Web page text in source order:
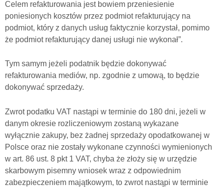
Celem refakturowania jest bowiem przeniesienie
poniesionych kosztów przez podmiot refakturujący na
podmiot, który z danych usług faktycznie korzystał, pomimo
że podmiot refakturujący danej usługi nie wykonał”.
Tym samym jeżeli podatnik będzie dokonywać
refakturowania mediów, np. zgodnie z umową, to będzie
dokonywać sprzedaży.
Zwrot podatku VAT nastąpi w terminie do 180 dni, jeżeli w
danym okresie rozliczeniowym zostaną wykazane
wyłącznie zakupy, bez żadnej sprzedaży opodatkowanej w
Polsce oraz nie zostały wykonane czynności wymienionych
w art. 86 ust. 8 pkt 1 VAT, chyba że złoży się w urzędzie
skarbowym pisemny wniosek wraz z odpowiednim
zabezpieczeniem majątkowym, to zwrot nastąpi w terminie